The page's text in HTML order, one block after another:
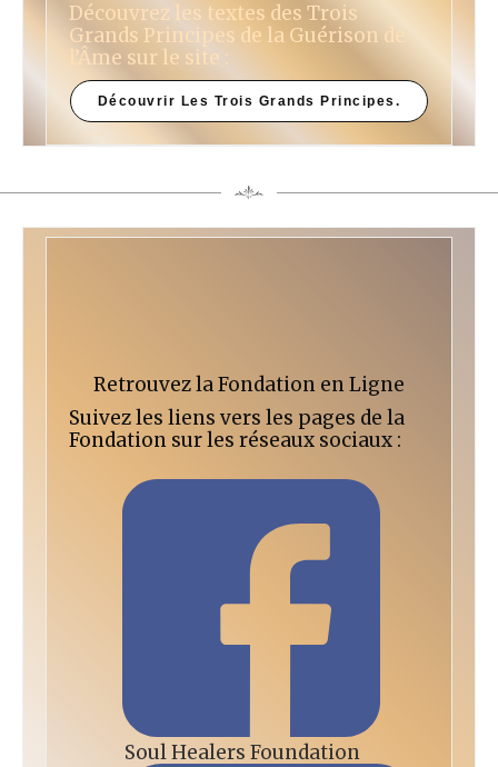
Découvrez les textes des Trois
Grands Principes de la Guérison de
l’Âme sur le site :
Découvrir Les Trois Grands Principes.
Retrouvez la Fondation en Ligne
Suivez les liens vers les pages de la
Fondation sur les réseaux sociaux :
Soul Healers Foundation